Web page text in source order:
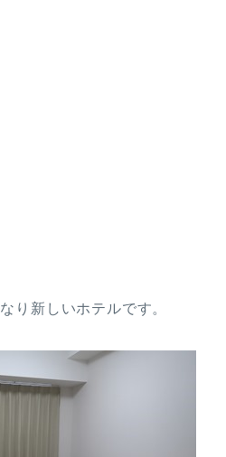
り新しいホテルです。